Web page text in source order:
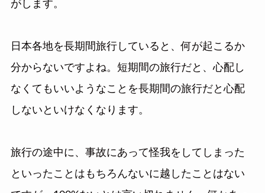
がします。
日本各地を長期間旅行していると、何が起こるか
分からないですよね。短期間の旅行だと、心配し
なくてもいいようなことを長期間の旅行だと心配
しないといけなくなります。
旅行の途中に、事故にあって怪我をしてしまった
といったことはもちろんないに越したことはない